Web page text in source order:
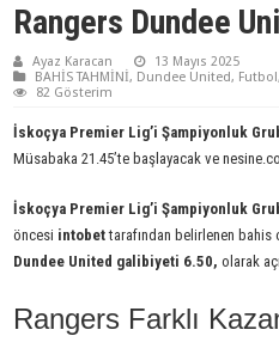
Rangers Dundee
Ayaz Karacan
13 Mayıs 2025
BAHİS TAHMİNİ, Dundee United, Futbol,
82 Gösterim
İskoçya Premier Lig’i Şampiyonluk
Müsabaka 21.45’te başlayacak ve
İskoçya Premier Lig’i Şampiyonluk
öncesi intobettarafından belirlenen
Dundee United galibiyeti 6.50, olarak
Rangers Farklı